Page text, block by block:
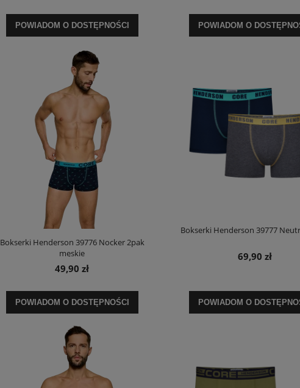
Cena regularna:29,90 zł
DO KOSZYKA
Cena regularna: 129,90 zł
WP EX
175,20 zł
Cena regularna:219,00 zł
Najniższa cena:
200,00 zł
Cena regularna:159,00 zł
Najniższa cena:127,20 zł
POWIADOM O DOSTĘPNOŚCI POWIADOM O
Bokserki Henderson 39776 Nocker 2pak
męskie
49,90 zł
POWIADOM O DOSTĘPNOŚCI
Bokserki Henderson 39777
69,90 zł
POWIADOM O